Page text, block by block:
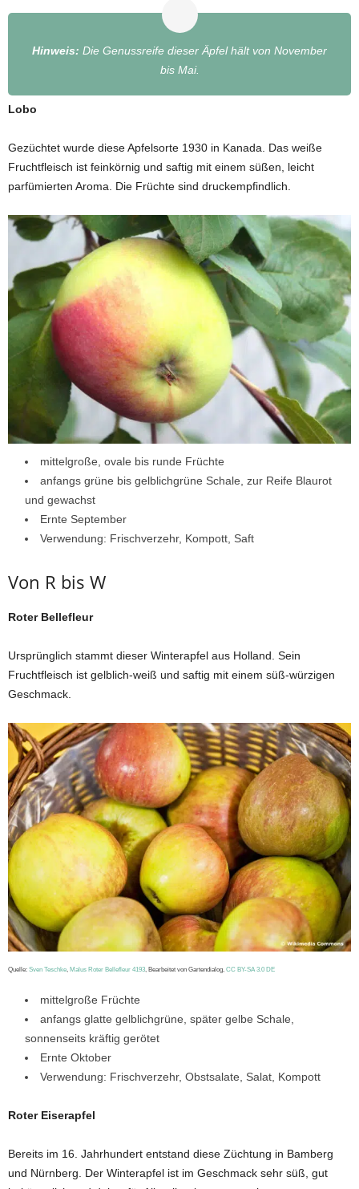
Hinweis: Die Genussreife dieser Äpfel hält von November
bis Mai.
Lobo
Gezüchtet wurde diese Apfelsorte 1930 in Kanada. Das weiße
Fruchtfleisch ist feinkörnig und saftig mit einem süßen, leicht
parfümierten Aroma. Die Früchte sind druckempfindlich.
mittelgroße, ovale bis runde Früchte
anfangs grüne bis gelblichgrüne Schale, zur Reife Blaurot
und gewachst
Ernte September
Verwendung: Frischverzehr, Kompott, Saft
Von R bis W
Roter Bellefleur
Ursprünglich stammt dieser Winterapfel aus Holland. Sein
Fruchtfleisch ist gelblich-weiß und saftig mit einem süß-würzigen
Geschmack.
Quelle: Sven Teschke, Malus Roter Bellefleur 4193, Bearbeitet von Gartendialog, CC BY-SA 3.0 DE
mittelgroße Früchte
anfangs glatte gelblichgrüne, später gelbe Schale,
sonnenseits kräftig gerötet
Ernte Oktober
Verwendung: Frischverzehr, Obstsalate, Salat, Kompott
Roter Eiserapfel
Bereits im 16. Jahrhundert entstand diese Züchtung in Bamberg
und Nürnberg. Der Winterapfel ist im Geschmack sehr süß, gut